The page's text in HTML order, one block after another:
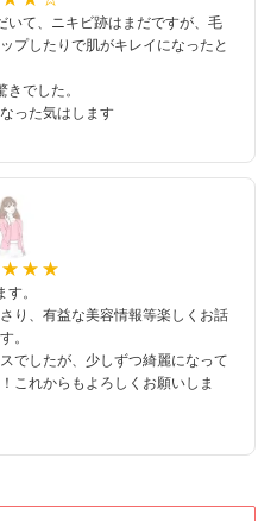
いて、ニキビ跡はまだですが、毛
プしたりで肌がキレイになったと
でした。
った気はします
。
り、有益な美容情報等楽しくお話
。
でしたが、少しずつ綺麗になって
これからもよろしくお願いしま